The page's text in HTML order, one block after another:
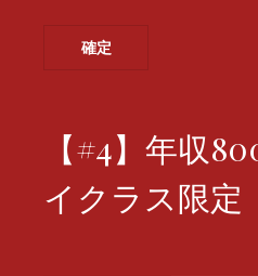
【#4】年収
イクラス限